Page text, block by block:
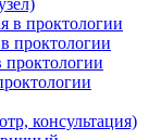
в проктологии
проктологии
проктологии
консультация)